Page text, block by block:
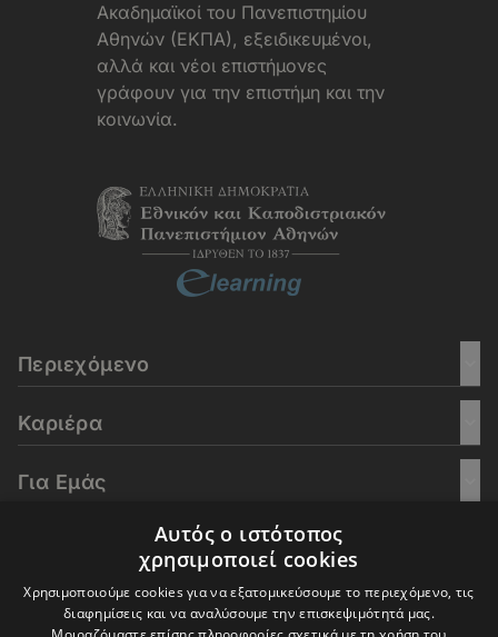
Aκαδημαϊκοί του Πανεπιστημίου
Αθηνών (ΕΚΠΑ), εξειδικευμένοι,
αλλά και νέοι επιστήμονες
γράφουν για την επιστήμη και την
κοινωνία.
Περιεχόμενο
Καριέρα
Για Εμάς
E-Learning
Αυτός ο ιστότοπος
χρησιμοποιεί cookies
Χρησιμοποιούμε cookies για να εξατομικεύσουμε το περιεχόμενο, τις
διαφημίσεις και να αναλύσουμε την επισκεψιμότητά μας.